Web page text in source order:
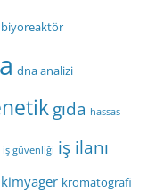
biyoreaktör
dna analizi
gıda hassas
iş güvenliği iş ilanı
kimyager kromatografi